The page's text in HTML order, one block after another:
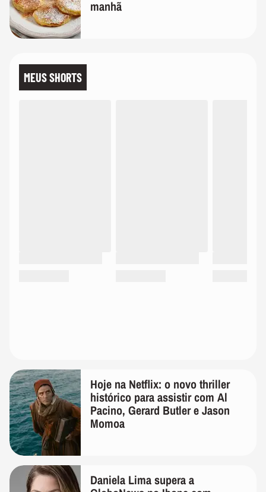
manhã
MEUS SHORTS
Hoje na Netflix: o novo thriller
histórico para assistir com Al
Pacino, Gerard Butler e Jason
Momoa
Daniela Lima supera a